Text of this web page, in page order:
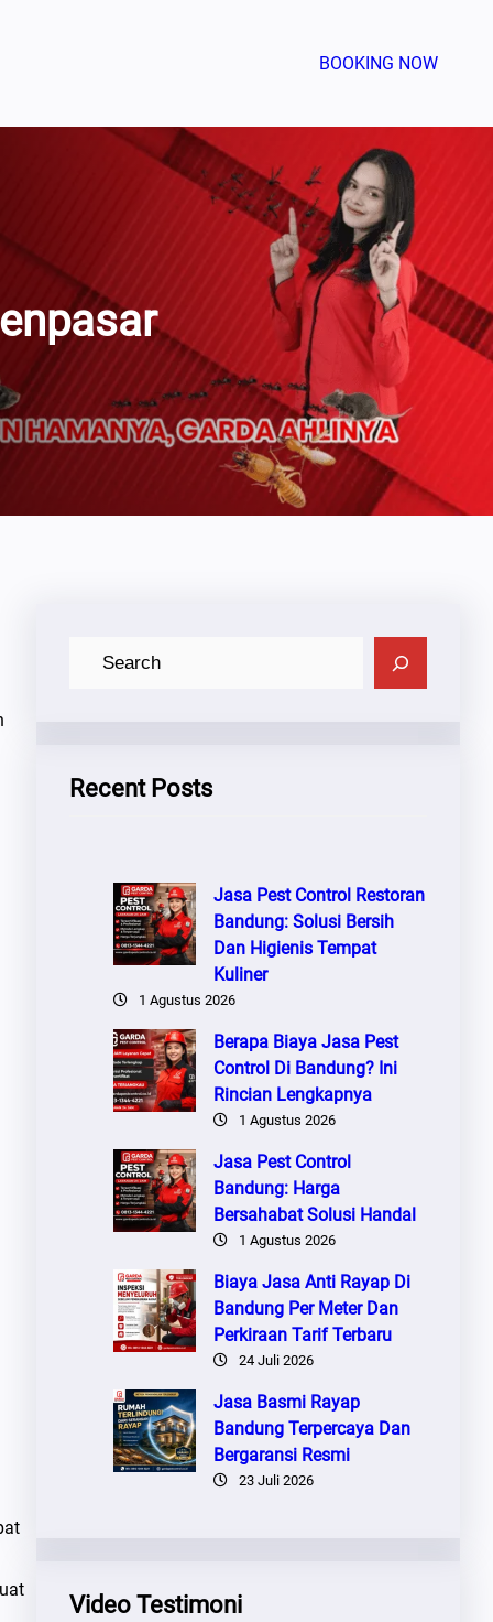
BOOKING NOW
Recent Posts
Jasa Pest Control Restoran
Bandung: Solusi Bersih
Dan Higienis Tempat
Kuliner
1 Agustus 2026
Berapa Biaya Jasa Pest
Control Di Bandung? Ini
Rincian Lengkapnya
1 Agustus 2026
Jasa Pest Control
Bandung: Harga
Bersahabat Solusi Handal
1 Agustus 2026
Biaya Jasa Anti Rayap Di
Bandung Per Meter Dan
Perkiraan Tarif Terbaru
24 Juli 2026
Jasa Basmi Rayap
Bandung Terpercaya Dan
Bergaransi Resmi
23 Juli 2026
Video Testimoni